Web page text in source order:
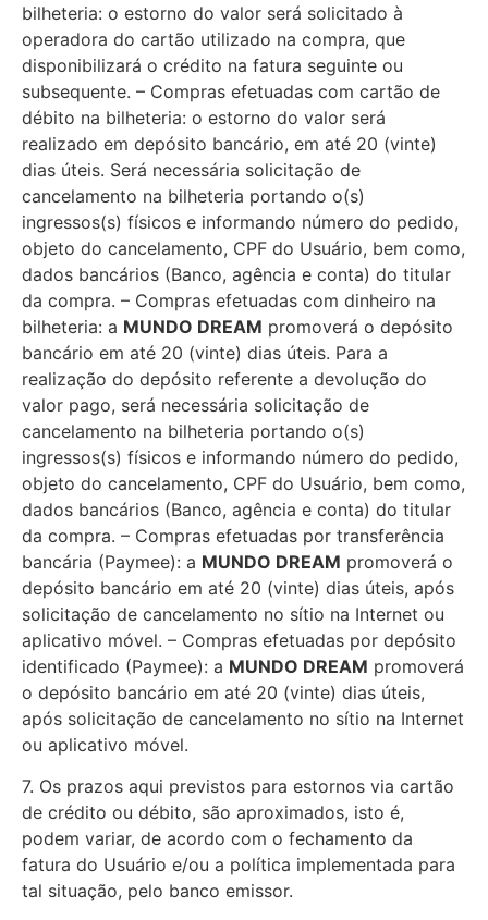
bilheteria: o estorno do valor será solicitado à
operadora do cartão utilizado na compra, que
disponibilizará o crédito na fatura seguinte ou
subsequente. – Compras efetuadas com cartão de
débito na bilheteria: o estorno do valor será
realizado em depósito bancário, em até 20 (vinte)
dias úteis. Será necessária solicitação de
cancelamento na bilheteria portando o(s)
ingressos(s) físicos e informando número do pedido,
objeto do cancelamento, CPF do Usuário, bem como,
dados bancários (Banco, agência e conta) do titular
da compra. – Compras efetuadas com dinheiro na
bilheteria: a MUNDO DREAM promoverá o depósito
bancário em até 20 (vinte) dias úteis. Para a
realização do depósito referente a devolução do
valor pago, será necessária solicitação de
cancelamento na bilheteria portando o(s)
ingressos(s) físicos e informando número do pedido,
objeto do cancelamento, CPF do Usuário, bem como,
dados bancários (Banco, agência e conta) do titular
da compra. – Compras efetuadas por transferência
bancária (Paymee): a MUNDO DREAM promoverá o
depósito bancário em até 20 (vinte) dias úteis, após
solicitação de cancelamento no sítio na Internet ou
aplicativo móvel. – Compras efetuadas por depósito
identificado (Paymee): a MUNDO DREAM promoverá
o depósito bancário em até 20 (vinte) dias úteis,
após solicitação de cancelamento no sítio na Internet
ou aplicativo móvel.
7. Os prazos aqui previstos para estornos via cartão
de crédito ou débito, são aproximados, isto é,
podem variar, de acordo com o fechamento da
fatura do Usuário e/ou a política implementada para
tal situação, pelo banco emissor.